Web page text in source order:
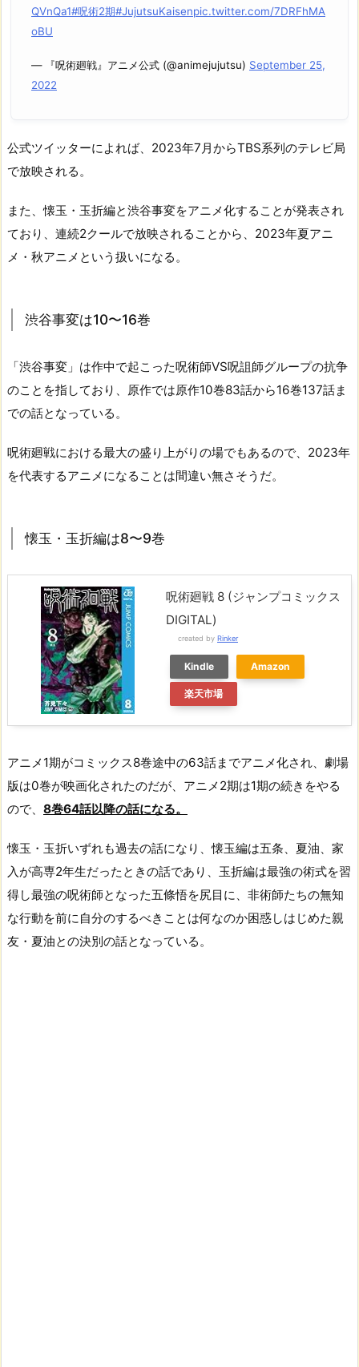
QVnQa1#呪術2期#JujutsuKaisenpic.twitter.com/7DRFhMA
oBU
— 『呪術廻戦』アニメ公式 (@animejujutsu) September 25,
2022
公式ツイッターによれば、2023年7月からTBS系列のテレビ局
で放映される。
また、懐玉・玉折編と渋谷事変をアニメ化することが発表され
ており、連続2クールで放映されることから、2023年夏アニ
メ・秋アニメという扱いになる。
渋谷事変は10〜16巻
「渋谷事変」は作中で起こった呪術師VS呪詛師グループの抗争
のことを指しており、原作では原作10巻83話から16巻137話ま
での話となっている。
呪術廻戦における最大の盛り上がりの場でもあるので、2023年
を代表するアニメになることは間違い無さそうだ。
懐玉・玉折編は8〜9巻
呪術廻戦 8 (ジャンプコミックス
DIGITAL)
created by Rinker
Kindle Amazon
楽天市場
アニメ1期がコミックス8巻途中の63話までアニメ化され、劇場
版は0巻が映画化されたのだが、アニメ2期は1期の続きをやる
ので、 8巻64話以降の話になる。
懐玉・玉折いずれも過去の話になり、懐玉編は五条、夏油、家
入が高専2年生だったときの話であり、 玉折編は最強の術式を習
得し最強の呪術師となった五條悟を尻目に、非術師たちの無知
な行動を前に自分のするべきことは何なのか困惑しはじめた親
友・夏油との決別の話となっている。